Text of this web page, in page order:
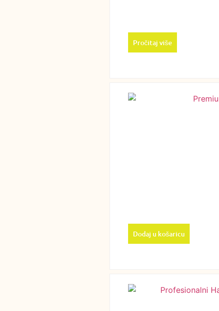
Pročitaj više
Dodaj u košaricu